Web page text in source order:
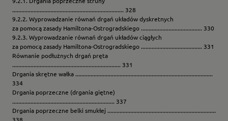
......................................................................... 328
9.2.2. Wyprowadzanie równań drgań układów dyskretnych
za pomocą zasady Hamiltona-Ostrogradskiego ........................................ 330
9.2.3. Wyprowadzanie równań drgań układów ciągłych
za pomocą zasady Hamiltona-Ostrogradskiego ........................................ 331
Równanie podłużnych drgań pręta
....................................................................... 331
Drgania skrętne wałka ..........................................................................................
334
Drgania poprzeczne (drgania giętne)
................................................................... 337
Drgania poprzeczne belki smukłej .......................................................................